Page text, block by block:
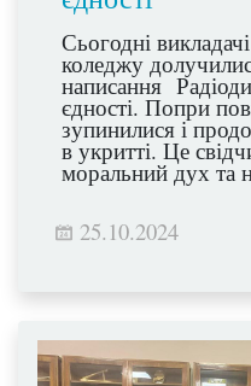
Сьогодні
коледжу
написання
єдності. Попри
зупинилися і
в укритті. Це
моральний дух та
25.10.2024